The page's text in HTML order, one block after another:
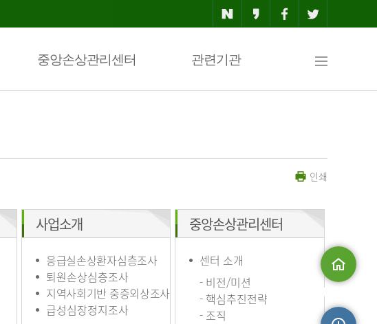
중앙손상관리센터 관련기관
맵
인쇄
사업소개
응급실손상환자심층조사
퇴원손상심층조사
지역사회기반 중증외상조사
급성심장정지조사
중앙손상관리센터
센터 소개
- 비전/미션
- 핵심추진전략
- 조직
메인으로